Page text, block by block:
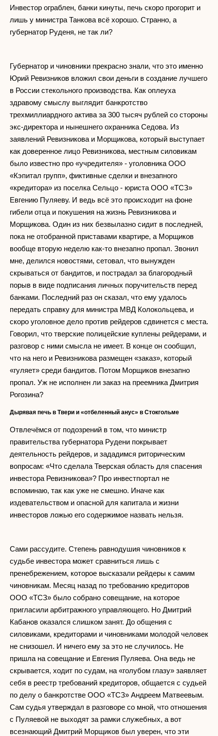
Инвестор ограблен, банки кинуты, печь скоро прогорит и
лишь у министра Танкова всё хорошо. Странно, а
губернатор Руденя, не так ли?
Губернатор и чиновники прекрасно знали, что это именно
Юрий Ревизников вложил свои деньги в создание лучшего
в России стекольного производства. Как оплеуха
здравому смыслу выглядит банкротство
трехмиллиардного актива за 300 тысяч рублей со стороны
экс-директора и нынешнего охранника Седова. Из
заявлений Ревизникова и Морщикова, который выступает
как доверенное лицо Ревизникова, местным силовикам
было известно про «учредителя» - уголовника ООО
«Кэпитал групп», фиктивные сделки и внезапного
«кредитора» из поселка Сельцо - юриста ООО «ТСЗ»
Евгению Пуляеву. И ведь всё это происходит на фоне
гибели отца и покушения на жизнь Ревизникова и
Морщикова. Один из них безвылазно сидит в последней,
пока не отобранной приставами квартире, а Морщиков
вообще вторую неделю как-то внезапно пропал. Звонил
мне, делился новостями, сетовал, что вынужден
скрываться от бандитов, и пострадал за благородный
порыв в виде подписания личных поручительств перед
банками. Последний раз он сказал, что ему удалось
передать справку для министра МВД Колокольцева, и
скоро уголовное дело против рейдеров сдвинется с места.
Говорил, что тверские полицейские куплены рейдерами, и
разговор с ними смысла не имеет. В конце он сообщил,
что на него и Ревизникова размещен «заказ», который
«гуляет» среди бандитов. Потом Морщиков внезапно
пропал. Уж не исполнен ли заказ на преемника Дмитрия
Рогозина?
Дырявая печь в Твери и «отбеленный анус» в Стокгольме
Отвлечёмся от подозрений в том, что министр
правительства губернатора Рудени покрывает
деятельность рейдеров, и зададимся риторическим
вопросам: «Что сделала Тверская область для спасения
инвестора Ревизникова»? Про инвестпортал не
вспоминаю, так как уже не смешно. Иначе как
издевательством и опасной для капитала и жизни
инвесторов ложью его содержимое назвать нельзя.
Сами рассудите. Степень равнодушия чиновников к
судьбе инвестора может сравниться лишь с
пренебрежением, которое высказали рейдеры к самим
чиновникам. Месяц назад по требованию кредиторов
ООО «ТСЗ» было собрано совещание, на которое
пригласили арбитражного управляющего. Но Дмитрий
Кабанов оказался слишком занят. До общения с
силовиками, кредиторами и чиновниками молодой человек
не снизошел. И ничего ему за это не случилось. Не
пришла на совещание и Евгения Пуляева. Она ведь не
скрывается, ходит по судам, на «голубом глазу» заявляет
себя в реестр требований кредиторов, общается с судьей
по делу о банкротстве ООО «ТСЗ» Андреем Матвеевым.
Сам судья утверждал в разговоре со мной, что отношения
с Пуляевой не выходят за рамки служебных, а вот
всезнающий Дмитрий Морщиков был уверен, что эти